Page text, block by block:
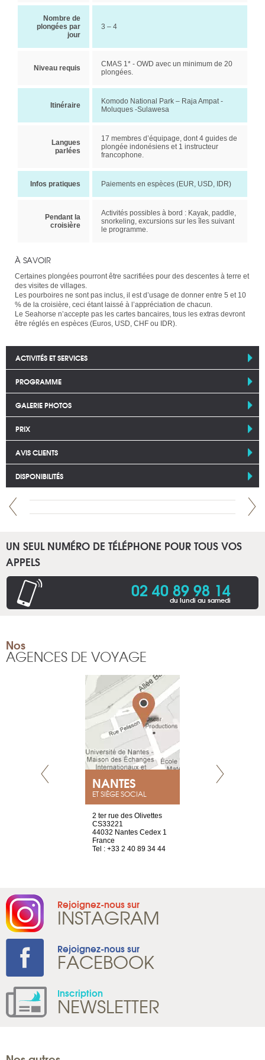
Nombre de
plongées par
jour
3 – 4
Niveau requis
CMAS 1* - OWD avec un minimum de 20
plongées.
Itinéraire
Komodo National Park – Raja Ampat -
Moluques -Sulawesa
Langues
parlées
17 membres d’équipage, dont 4 guides de
plongée indonésiens et 1 instructeur
francophone.
Infos pratiques Paiements en espèces (EUR, USD, IDR)
Pendant la
croisière
Activités possibles à bord : Kayak, paddle,
snorkeling, excursions sur les îles suivant
le programme.
À SAVOIR
Certaines plongées pourront être sacrifiées pour des descentes à terre et
des visites de villages.
Les pourboires ne sont pas inclus, il est d’usage de donner entre 5 et 10
% de la croisière, ceci étant laissé à l’appréciation de chacun.
Le Seahorse n’accepte pas les cartes bancaires, tous les extras devront
être réglés en espèces (Euros, USD, CHF ou IDR).
ACTIVITÉS ET SERVICES
PROGRAMME
GALERIE PHOTOS
PRIX
AVIS CLIENTS
DISPONIBILITÉS
UN SEUL NUMÉRO DE TÉLÉPHONE POUR TOUS VOS
APPELS
02 40 89 98 14
du lundi au samedi
Nos
AGENCES DE VOYAGE
NANTES
ET SIÈGE SOCIAL
2 ter rue des Olivettes
CS33221
44032 Nantes Cedex 1
France
Tel : +33 2 40 89 34 44
Rejoignez-nous sur
INSTAGRAM
Rejoignez-nous sur
FACEBOOK
Inscription
NEWSLETTER